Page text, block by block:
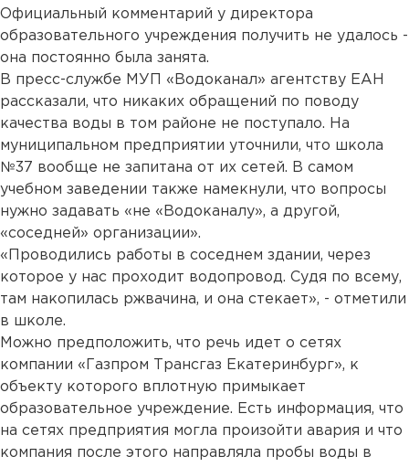
Официальный комментарий у директора
образовательного учреждения получить не удалось -
она постоянно была занята.
В пресс-службе МУП «Водоканал» агентству ЕАН
рассказали, что никаких обращений по поводу
качества воды в том районе не поступало. На
муниципальном предприятии уточнили, что школа
№37 вообще не запитана от их сетей. В самом
учебном заведении также намекнули, что вопросы
нужно задавать «не «Водоканалу», а другой,
«соседней» организации».
«Проводились работы в соседнем здании, через
которое у нас проходит водопровод. Судя по всему,
там накопилась ржвачина, и она стекает», - отметили
в школе.
Можно предположить, что речь идет о сетях
компании «Газпром Трансгаз Екатеринбург», к
объекту которого вплотную примыкает
образовательное учреждение. Есть информация, что
на сетях предприятия могла произойти авария и что
компания после этого направляла пробы воды в